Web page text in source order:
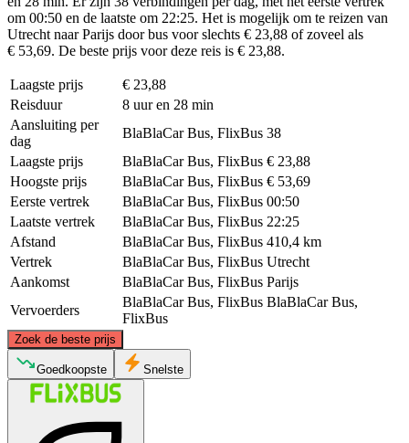
om 00:50 en de laatste om 22:25. Het is mogelijk om te reizen van
Utrecht naar Parijs door bus voor slechts € 23,88 of zoveel als
€ 53,69. De beste prijs voor deze reis is € 23,88.
Laagste prijs
€ 23,88
Reisduur
8 uur en 28 min
Aansluiting per
dag
BlaBlaCar Bus, FlixBus 38
Laagste prijs
BlaBlaCar Bus, FlixBus € 23,88
Hoogste prijs
BlaBlaCar Bus, FlixBus € 53,69
Eerste vertrek
BlaBlaCar Bus, FlixBus 00:50
Laatste vertrek
BlaBlaCar Bus, FlixBus 22:25
Afstand
BlaBlaCar Bus, FlixBus 410,4 km
Vertrek
BlaBlaCar Bus, FlixBus Utrecht
Aankomst
BlaBlaCar Bus, FlixBus Parijs
Vervoerders
BlaBlaCar Bus, FlixBus BlaBlaCar Bus,
FlixBus
Zoek de beste prijs
Goedkoopste Snelste